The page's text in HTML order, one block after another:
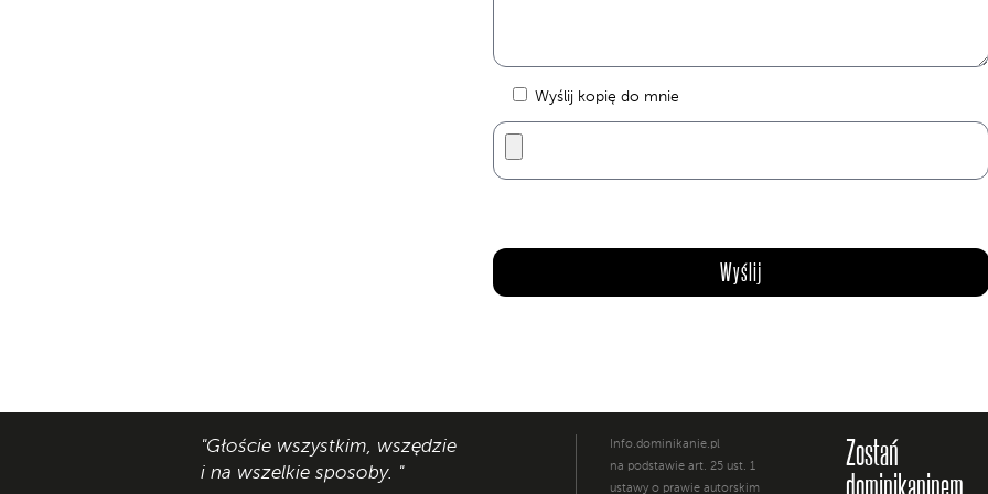
Wyślij kopię do mnie
"Głoście wszystkim, wszędzie
i na wszelkie sposoby. "
Info.dominikanie.pl
na podstawie art. 25 ust. 1
ustawy o prawie autorskim
Zostań
dominikaninem